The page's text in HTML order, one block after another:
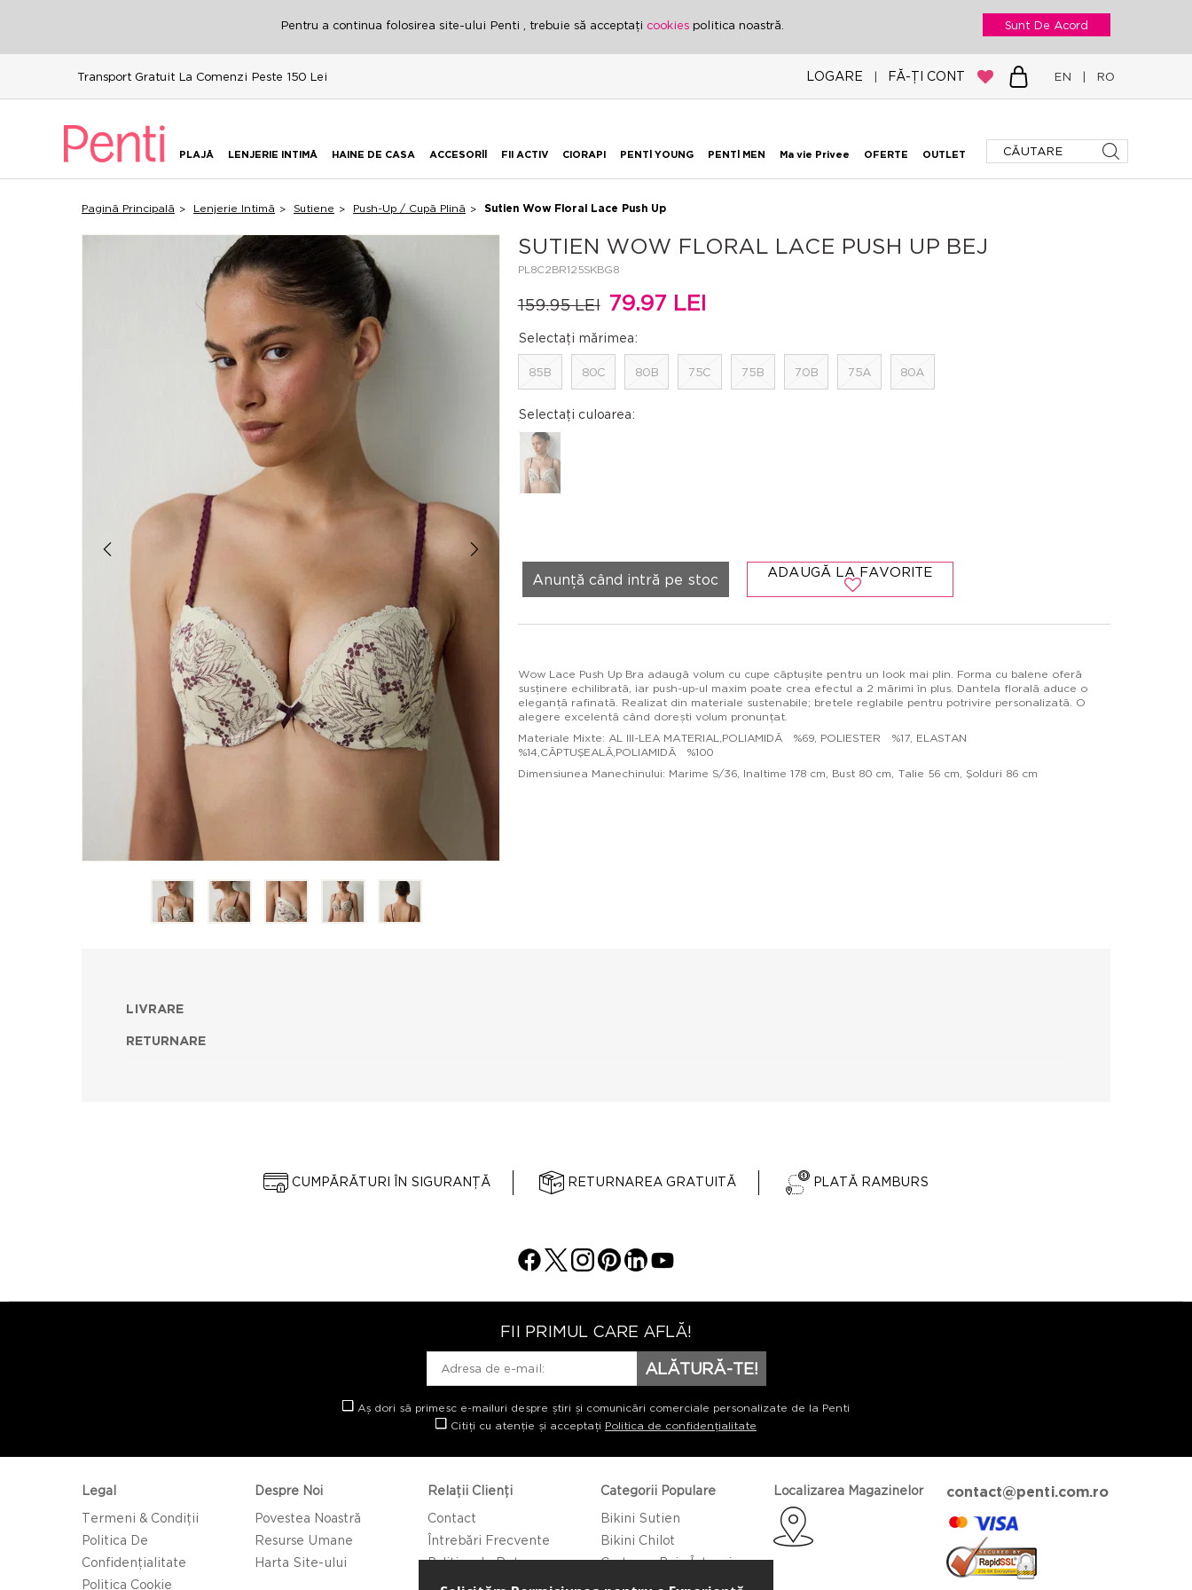
Pentru a continua folosirea site-ului Penti , trebuie să acceptați cookies politica noastră. Sunt De Acord
Transport Gratuit La Comenzi Peste 150 Lei LOGARE | FĂ-ȚI CONT EN | RO
PLAJĂ LENJERIE INTIMĂ HAINE DE CASA ACCESORİİ FII ACTIV CIORAPI PENTİ YOUNG PENTİ MEN Ma vie Privee OFERTE OUTLET
Pagină Principală Lenjerie Intimă Sutiene Push-Up / Cupă Plină Sutien Wow Floral Lace Push Up
SUTIEN WOW FLORAL LACE PUSH UP BEJ
PL8C2BR125SKBG8
159.95 LEI 79.97 LEI
Selectați mărimea:
85B 80C 80B 75C 75B 70B 75A 80A
Selectați culoarea:
Anunță când intră pe stoc ADAUGĂ LA FAVORITE
Wow Lace Push Up Bra adaugă volum cu cupe căptușite pentru un look mai plin. Forma cu balene oferă
susținere echilibrată, iar push-up-ul maxim poate crea efectul a 2 mărimi în plus. Dantela florală aduce o
eleganță rafinată. Realizat din materiale sustenabile; bretele reglabile pentru potrivire personalizată. O
alegere excelentă când dorești volum pronunțat.
Materiale Mixte: AL III-LEA MATERIAL,POLIAMIDĂ %69, POLIESTER %17, ELASTAN
%14,CĂPTUŞEALĂ,POLIAMIDĂ %100
Dimensiunea Manechinului: Marime S/36, Inaltime 178 cm, Bust 80 cm, Talie 56 cm, Şolduri 86 cm
LIVRARE
RETURNARE
CUMPĂRĂTURI ÎN SIGURANȚĂ RETURNAREA GRATUITĂ PLATĂ RAMBURS
FII PRIMUL CARE AFLĂ!
ALĂTURĂ-TE!
Aș dori să primesc e-mailuri despre știri și comunicări comerciale personalizate de la Penti
Citiți cu atenție și acceptați Politica de confidențialitate
Legal
Termeni & Condiții
Politica De
Confidențialitate
Politica Cookie
Despre Noi
Povestea Noastră
Resurse Umane
Harta Site-ului
Relații Clienți
Contact
Întrebări Frecvente
Politica de Returnare
Categorii Populare
Bikini Sutien
Bikini Chilot
Costume Baie Întregi
Caftan/Pareo
Localizarea Magazinelor contact@penti.com.ro